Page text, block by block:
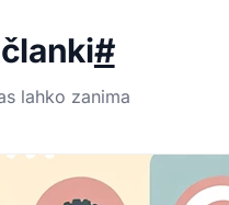
#
lahko zanima